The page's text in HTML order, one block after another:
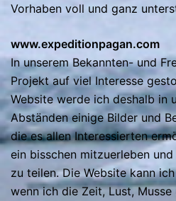
Vorhaben voll und ganz
www.expeditionpagan.com
In unserem Bekannten- und
Projekt auf viel Interesse
Website werde ich deshalb in
Abständen einige Bilder und
die es allen Interessierten
ein bisschen mitzuerleben
zu teilen. Die Website kann
wenn ich die Zeit, Lust,